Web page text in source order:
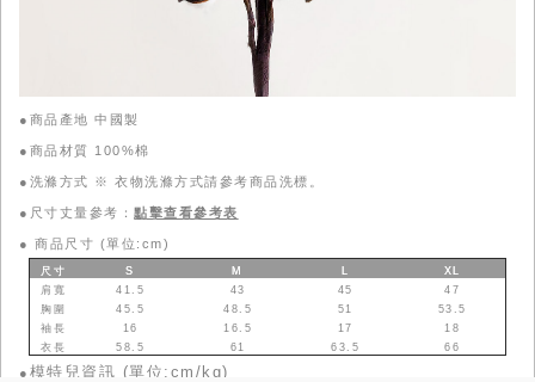
●商品產地 中國製
●商品材質 100%棉
●洗滌方式 ※ 衣物洗滌方式請參考商品洗標。
●尺寸丈量參考： 點擊查看參考表
● 商品尺寸 (單位:cm)
尺寸 S M L
XL
肩寬
41.5 43 45
47
胸圍
45.5 48.5 51
53.5
袖長
16 16.5 17
18
衣長
58.5 61 63.5 66
● 模特兒資訊 (單位:cm/kg)